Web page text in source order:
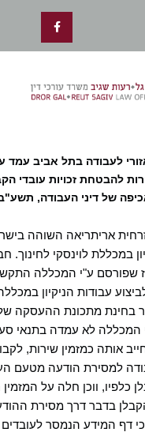
a
e
o
k
לעבודה בתל אביב עמד
להבטחת זכויות עובדי
של דיני העבודה, תשע"ב-
אריתריאה השוהה
במכללת לוינסקי לחינוך.
שפורסם ע"י המכללה
עבודות הניקיון
בחינת מתכונת ההעסקה
אותה כמזמין שירות,
למסירת הודעה מטעם
כלפיו, ווכן חלה על
בדבר דרך מסירת
כי דף המידע הנמסר